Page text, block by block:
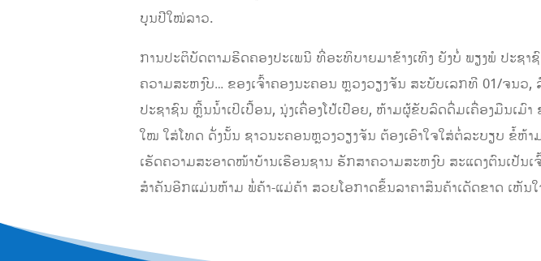
ບຸນປີໃໝ່ລາວ.
ການປະຕິບັດຕາມຮີດຄອງປະເພນີ ທີ່ອະທິບາຍມາຂ້າງເທິງ ຍັງບໍ່ ພຽງພໍ ປະຊ
ຄວາມສະຫງົບ… ຂອງເຈົ້າຄອງນະຄອນ ຫຼວງວຽງຈັນ ສະບັບເລກທີ 01/ຈນ
ປະຊາຊົນ ຫຼີ້ນນໍ້າເປິເປື້ອນ, ນຸ່ງເຄື່ອງໂປ້ເປືອຍ, ຫ້າມຜູ້ຂັບລົດດື່ມເຄື່ອງມືນເ
ໃໝ ໃສ່ໂທດ ດັ່ງນັ້ນ ຊາວນະຄອນຫຼວງວຽງຈັນ ຕ້ອງເອົາໃຈໃສ່ຕໍ່ລະບຽບ ຂໍ້ຫ້
ເຮັດຄວາມສະອາດໜ້າບ້ານເຮືອນຊານ ຮັກສາຄວາມສະຫງົບ ສະແດງຕົນເປັນ
ສຳຄັນອີກແມ່ນຫ້າມ ພໍ່ຄ້າ-ແມ່ຄ້າ ສວຍໂອກາດຂຶ້ນລາຄາສິນຄ້າເດັດຂາດ ເຫັນ